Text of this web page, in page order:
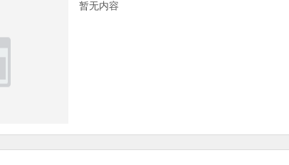
暂无内容